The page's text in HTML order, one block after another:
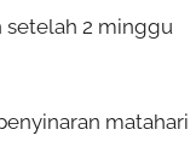
setelah 2 minggu
matahari